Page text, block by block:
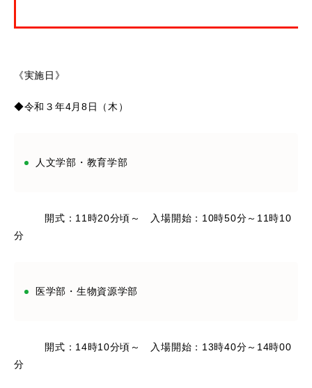
《実施日》
◆令和３年4月8日（木）
人文学部・教育学部
開式：11時20分頃～ 入場開始：10時50分～11時10
分
医学部・生物資源学部
開式：14時10分頃～ 入場開始：13時40分～14時00
分